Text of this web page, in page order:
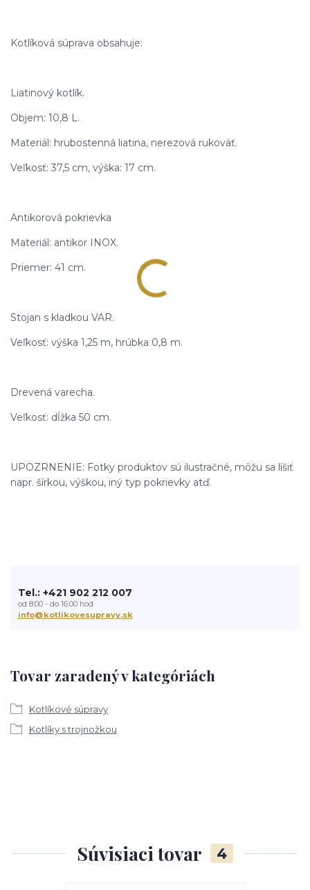
Kotlíková súprava obsahuje:
Liatinový kotlík.
Objem: 10,8 L.
Materiál: hrubostenná liatina, nerezová rukoväť.
Veľkosť: 37,5 cm, výška: 17 cm.
Antikorová pokrievka
Materiál: antikor INOX.
Priemer: 41 cm.
Stojan s kladkou VAR.
Veľkosť: výška 1,25 m, hrúbka 0,8 m.
Drevená varecha.
Veľkosť: dĺžka 50 cm.
UPOZRNENIE: Fotky produktov sú ilustračné, môžu sa líšiť
napr. šírkou, výškou, iný typ pokrievky atď.
Tovar zaradený v kategóriách
Kotlíkové súpravy
Kotlíky s trojnožkou
Tel.: +421 902 212 007
od 8:00 - do 16:00 hod
info@kotlikovesupravy.sk
Súvisiaci tovar 4